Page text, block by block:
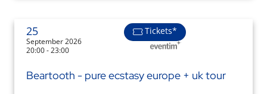
25
September 2026
20:00 - 23:00
Tickets*
Beartooth - pure ecstasy europe + uk tour